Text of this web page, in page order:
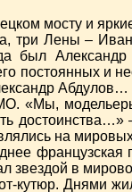
мосту и
три Лены –
был
постоянных и
Абдулов…
«Мы,
достоинства…»
на
французская
звездой в
кутюр. Днями